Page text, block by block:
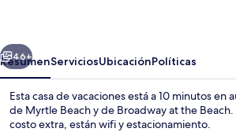
Siguiente
46+
ResumenServiciosUbicaciónPolíticas
Esta casa de vacaciones está a 10 minutos en
de Myrtle Beach y de Broadway at the Beach.
costo extra, están wifi y estacionamiento.